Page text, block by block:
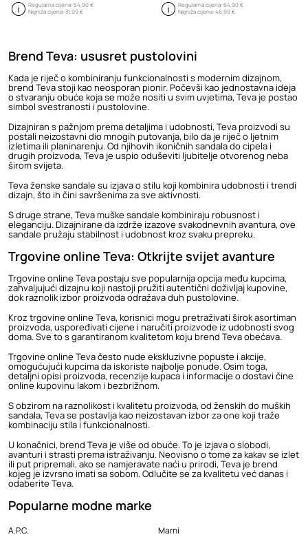
Regularna cijena:54,90 €
Najniža cijena:31,99 €
Regularna cijena:64,90 €
Najniža cijena:46,99 €
Brend Teva: ususret pustolovini
Kada je riječ o kombiniranju funkcionalnosti s modernim dizajnom,
brend Teva stoji kao neosporan pionir. Počevši kao jednostavna ideja
o stvaranju obuće koja se može nositi u svim uvjetima, Teva je postao
simbol svestranosti i pustolovine.
Dizajniran s pažnjom prema detaljima i udobnosti, Teva proizvodi su
postali neizostavni dio mnogih putovanja, bilo da je riječ o ljetnim
izletima ili planinarenju. Od njihovih ikoničnih sandala do cipela i
drugih proizvoda, Teva je uspio oduševiti ljubitelje otvorenog neba
širom svijeta.
Teva ženske sandale su izjava o stilu koji kombinira udobnosti i trendi
dizajn, što ih čini savršenima za sve aktivnosti.
S druge strane, Teva muške sandale kombiniraju robusnost i
eleganciju. Dizajnirane da izdrže izazove svakodnevnih avantura, ove
sandale pružaju stabilnost i udobnost kroz svaku prepreku.
Trgovine online Teva: Otkrijte svijet avanture
Trgovine online Teva postaju sve popularnija opcija među kupcima,
zahvaljujući dizajnu koji nastoji pružiti autentični doživljaj kupovine,
dok raznolik izbor proizvoda odražava duh pustolovine.
Kroz trgovine online Teva, korisnici mogu pretraživati širok asortiman
proizvoda, uspoređivati cijene i naručiti proizvode iz udobnosti svog
doma. Sve to s garantiranom kvalitetom koju brend Teva obećava.
Trgovine online Teva često nude ekskluzivne popuste i akcije,
omogućujući kupcima da iskoriste najbolje ponude. Osim toga,
detaljni opisi proizvoda, recenzije kupaca i informacije o dostavi čine
online kupovinu lakom i bezbrižnom.
S obzirom na raznolikost i kvalitetu proizvoda, od ženskih do muških
sandala, Teva se postavlja kao neizostavan izbor za one koji traže
kombinaciju stila i funkcionalnosti.
U konačnici, brend Teva je više od obuće. To je izjava o slobodi,
avanturi i strasti prema istraživanju. Neovisno o tome za kakav se izlet
ili put pripremali, ako se namjeravate naći u prirodi, Teva je brend
kojeg je izvrsno imati sa sobom. Odlučite se za kvalitetu već danas i
odaberite Teva.
Popularne modne marke
A.P.C.
Marni